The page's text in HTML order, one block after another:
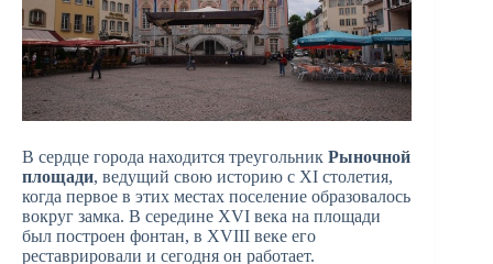
В сердце города находится треугольник Рыночной
площади, ведущий свою историю с XI столетия,
когда первое в этих местах поселение образовалось
вокруг замка. В середине XVI века на площади
был построен фонтан, в XVIII веке его
реставрировали и сегодня он работает.